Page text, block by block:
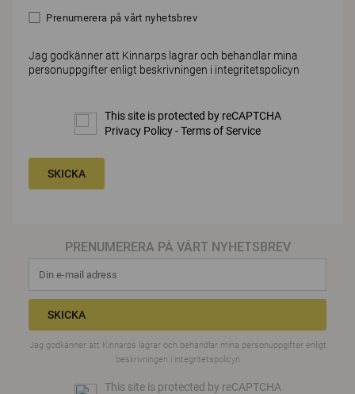
Prenumerera på vårt nyhetsbrev
Jag godkänner att Kinnarps lagrar och behandlar mina
personuppgifter enligt beskrivningen i integritetspolicyn
This site is protected by reCAPTCHA
Privacy Policy-Terms of Service
SKICKA
PRENUMERERA PÅ VÅRT NYHETSBREV
SKICKA
Jag godkänner att Kinnarps lagrar och behandlar mina personuppgifter enligt
beskrivningen i integritetspolicyn
This site is protected by reCAPTCHA